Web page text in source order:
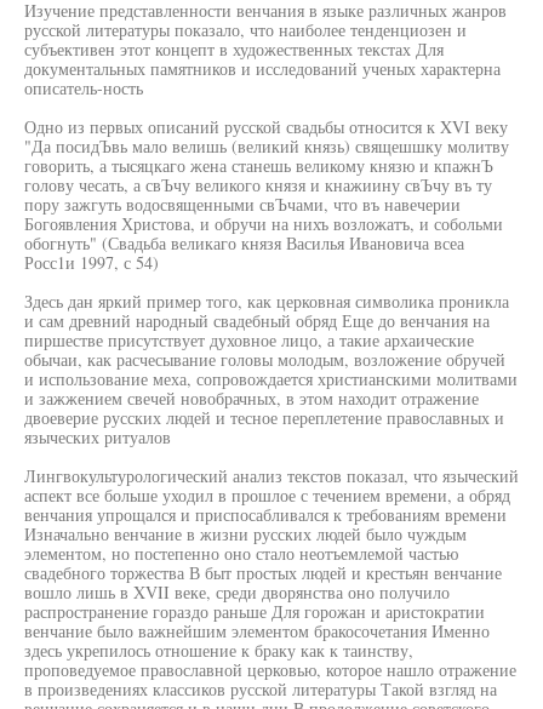
Изучение представленности венчания в языке различных жанров
русской литературы показало, что наиболее тенденциозен и
субъективен этот концепт в художественных текстах Для
документальных памятников и исследований ученых характерна
описатель-ность
Одно из первых описаний русской свадьбы относится к XVI веку
"Да посидЪвь мало велишь (великий князь) свящешшку молитву
говорить, а тысяцкаго жена станешь великому князю и кпажнЪ
голову чесать, а свЪчу великого князя и кнажиину свЪчу въ ту
пору зажгуть водосвященными свЪчами, что въ навечерии
Богоявления Христова, и обручи на нихъ возложатъ, и собольми
обогнуть" (Свадьба великаго князя Василья Ивановича всеа
Росс1и 1997, с 54)
Здесь дан яркий пример того, как церковная символика проникла
и сам древний народный свадебный обряд Еще до венчания на
пиршестве присутствует духовное лицо, а такие архаические
обычаи, как расчесывание головы молодым, возложение обручей
и использование меха, сопровождается христианскими молитвами
и зажжением свечей новобрачных, в этом находит отражение
двоеверие русских людей и тесное переплетение православных и
языческих ритуалов
Лингвокультурологический анализ текстов показал, что языческий
аспект все больше уходил в прошлое с течением времени, а обряд
венчания упрощался и приспосабливался к требованиям времени
Изначально венчание в жизни русских людей было чуждым
элементом, но постепенно оно стало неотъемлемой частью
свадебного торжества В быт простых людей и крестьян венчание
вошло лишь в XVII веке, среди дворянства оно получило
распространение гораздо раньше Для горожан и аристократии
венчание было важнейшим элементом бракосочетания Именно
здесь укрепилось отношение к браку как к таинству,
проповедуемое православной церковью, которое нашло отражение
в произведениях классиков русской литературы Такой взгляд на